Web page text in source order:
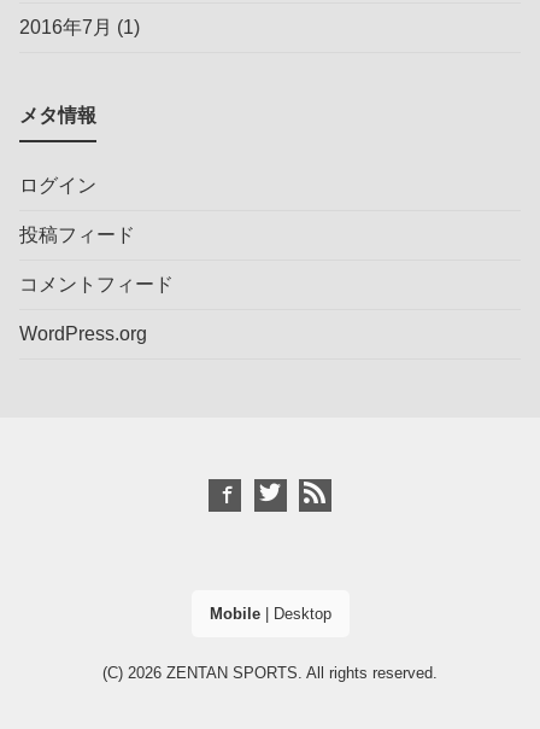
2016年7月 (1)
メタ情報
ログイン
投稿フィード
コメントフィード
WordPress.org
Mobile| Desktop
(C) 2026 ZENTAN SPORTS. All rights reserved.